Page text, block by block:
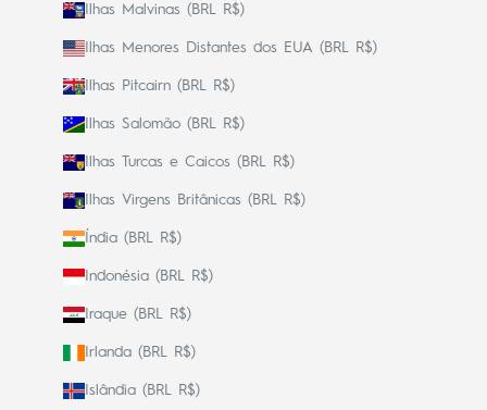
Ilhas Malvinas (BRL R$)
Ilhas Menores Distantes dos EUA (BRL R$)
Ilhas Pitcairn (BRL R$)
Ilhas Salomão (BRL R$)
Ilhas Turcas e Caicos (BRL R$)
Ilhas Virgens Britânicas (BRL R$)
Índia (BRL R$)
Indonésia (BRL R$)
Iraque (BRL R$)
Irlanda (BRL R$)
Islândia (BRL R$)